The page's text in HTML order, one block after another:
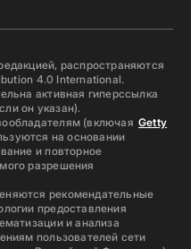
распространяются
4.0 International.
активная гиперссылка
он указан).
(включая Getty
на основании
и повторное
разрешения
рекомендательные
предоставления
и анализа
пользователей сети